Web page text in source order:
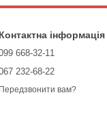
асортимент
покриття
Контактна інформація
668-32-11
232-68-22
Передзвонити вам?